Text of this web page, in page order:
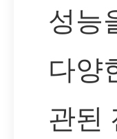
성능
다양
관된